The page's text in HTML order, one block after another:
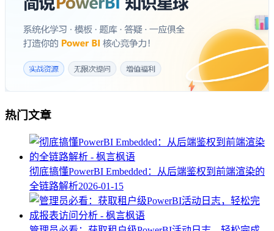
热门文章
彻底搞懂PowerBI Embedded：从后端鉴权到前端渲染的
全链路解析2026-01-15